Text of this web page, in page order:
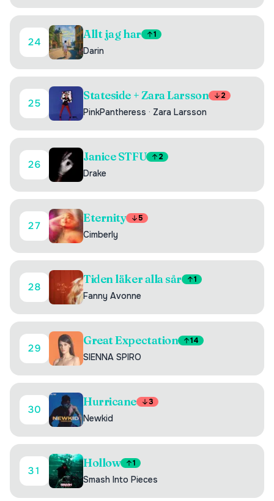
24
Allt jag har 1
Darin
25
Stateside + Zara Larsson 2
PinkPantheress · Zara Larsson
26
Janice STFU 2
Drake
27
Eternity 5
Cimberly
28
Tiden läker alla sår 1
Fanny Avonne
29
Great Expectation 14
SIENNA SPIRO
30
Hurricane 3
Newkid
31
Hollow 1
Smash Into Pieces